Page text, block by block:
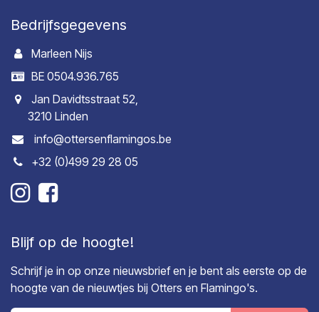
Bedrijfsgegevens
Marleen Nijs
BE 0504.936.765
Jan Davidtsstraat 52,
3210 Linden
info@ottersenflamingos.be
+32 (0)499 29 28 05
Blijf op de hoogte!
Schrijf je in op onze nieuwsbrief en je bent als eerste op de
hoogte van de nieuwtjes bij Otters en Flamingo's.